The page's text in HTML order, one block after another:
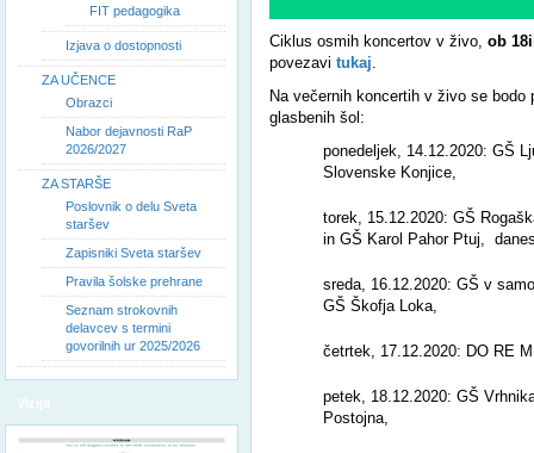
FIT pedagogika
Izjava o dostopnosti
ZA UČENCE
Obrazci
Nabor dejavnosti RaP
2026/2027
ZA STARŠE
Poslovnik o delu Sveta
staršev
Zapisniki Sveta staršev
Pravila šolske prehrane
Seznam strokovnih
delavcev s termini
govorilnih ur 2025/2026
Vizija
Ciklus osmih koncertov v živo, ob
povezavi tukaj.
Na večernih koncertih v živo se bodo
glasbenih šol:
ponedeljek, 14.12.2020: GŠ
Slovenske Konjice,
torek, 15.12.2020: GŠ
in GŠ Karol Pahor Ptuj,
sreda, 16.12.2020: GŠ v
GŠ Škofja Loka,
četrtek, 17.12.2020: DO RE
petek, 18.12.2020: GŠ
Postojna,